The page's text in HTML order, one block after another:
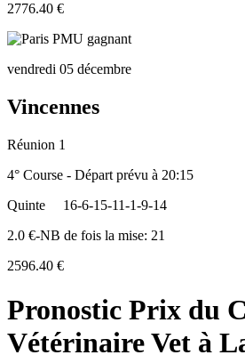
2776.40 €
vendredi 05 décembre
Vincennes
Réunion 1
4° Course - Départ prévu à 20:15
Quinte
16-6-15-11-1-9-14
2.0 €-NB de fois la mise: 21
2596.40 €
Pronostic Prix du
Vétérinaire Vet à